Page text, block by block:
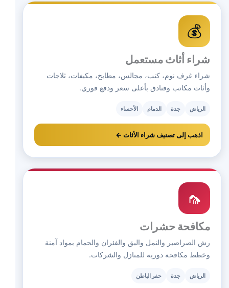
💰
شراء أثاث مستعمل
شراء غرف نوم، كنب، مجالس، مطابخ، مكيفات، ثلاجات
وأثاث مكاتب وفنادق بأعلى سعر ودفع فوري.
الرياض جدة الدمام الأحساء
اذهب إلى تصنيف شراء الأثاث ←
🦟
مكافحة حشرات
رش الصراصير والنمل والبق والفئران والحمام بمواد آمنة
وخطط مكافحة دورية للمنازل والشركات.
الرياض جدة حفر الباطن